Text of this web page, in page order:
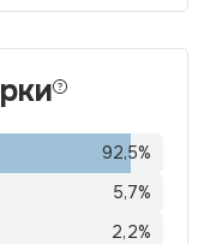
92,5%
5,7%
2,2%